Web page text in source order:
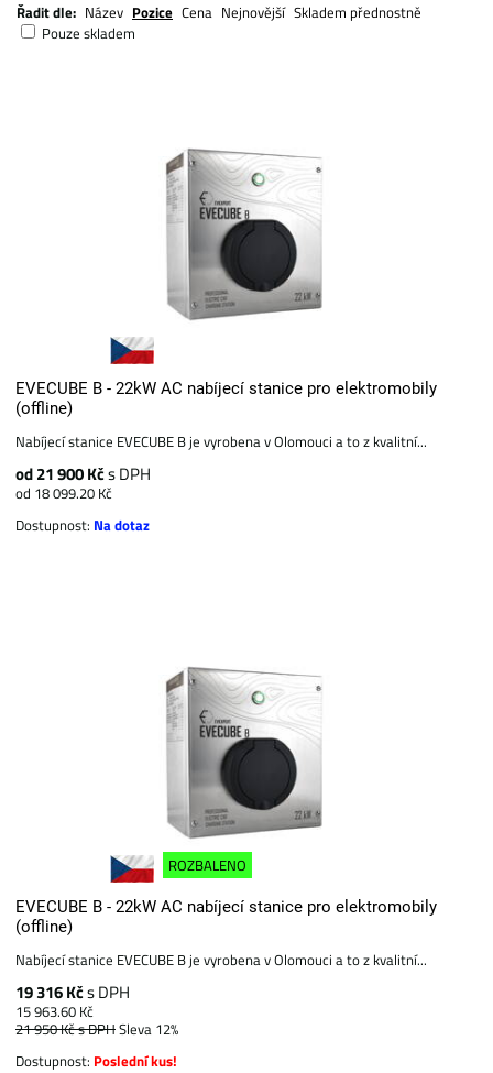
Řadit dle: Název Pozice Cena Nejnovější Skladem přednostně
Pouze skladem
EVECUBE B - 22kW AC nabíjecí stanice pro elektromobily
(offline)
Nabíjecí stanice EVECUBE B je vyrobena v Olomouci a to z kvalitní...
od 21 900 Kčs DPH
od 18 099.20 Kč
Dostupnost: Na dotaz
ROZBALENO
EVECUBE B - 22kW AC nabíjecí stanice pro elektromobily
(offline)
Nabíjecí stanice EVECUBE B je vyrobena v Olomouci a to z kvalitní...
19 316 Kčs DPH
15 963.60 Kč
21 950 Kčs DPHSleva 12%
Dostupnost: Poslední kus!